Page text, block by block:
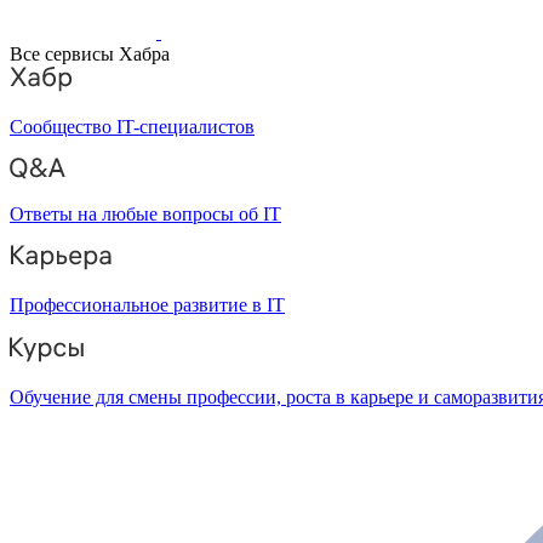
Все сервисы Хабра
Сообщество IT-специалистов
Ответы на любые вопросы об IT
Профессиональное развитие в IT
Обучение для смены профессии, роста в карьере и